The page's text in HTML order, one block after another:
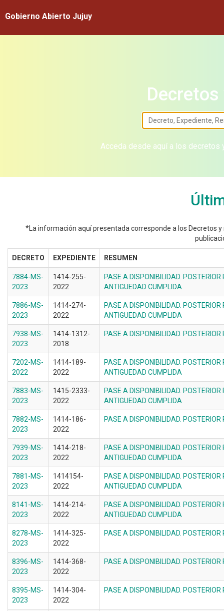
Gobierno Abierto Jujuy
Acceda desde aquí a los
*La información aquí presentada corresponde a los Decretos
DECRETO EXPEDIENTE RESUMEN
7884-MS-
2023
1414-255-
2022
PASE A DISPONIBILIDAD.
ANTIGUEDAD CUMPLIDA
7886-MS-
2023
1414-274-
2022
PASE A DISPONIBILIDAD.
ANTIGUEDAD CUMPLIDA
7938-MS-
2023
1414-1312-
2018
PASE A DISPONIBILIDAD.
7202-MS-
2022
1414-189-
2022
PASE A DISPONIBILIDAD.
ANTIGUEDAD CUMPLIDA
7883-MS-
2023
1415-2333-
2022
PASE A DISPONIBILIDAD.
ANTIGUEDAD CUMPLIDA
7882-MS-
2023
1414-186-
2022
PASE A DISPONIBILIDAD.
7939-MS-
2023
1414-218-
2022
PASE A DISPONIBILIDAD.
ANTIGUEDAD CUMPLIDA
7881-MS-
2023
1414154-
2022
PASE A DISPONIBILIDAD.
ANTIGUEDAD CUMPLIDA
8141-MS-
2023
1414-214-
2022
PASE A DISPONIBILIDAD.
ANTIGUEDAD CUMPLIDA
8278-MS-
2023
1414-325-
2022
PASE A DISPONIBILIDAD.
8396-MS-
2023
1414-368-
2022
PASE A DISPONIBILIDAD.
8395-MS-
2023
1414-304-
2022
PASE A DISPONIBILIDAD.